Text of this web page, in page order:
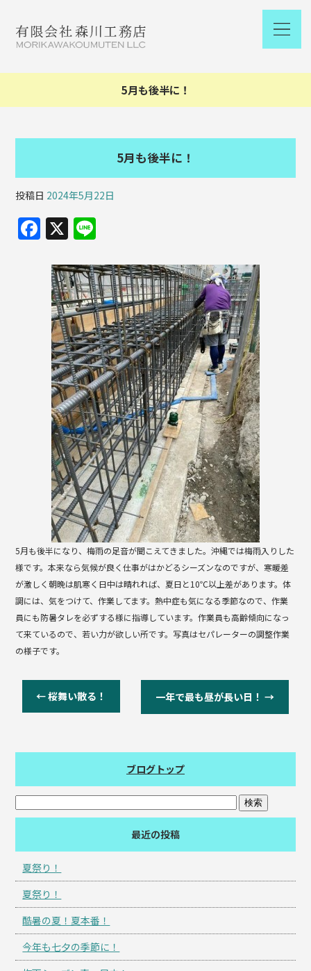
5月も後半に！
5月も後半に！
投稿日 2024年5月22日
F
c
e
b
o
o
k
X
e
5月も後半になり、梅雨の足音が聞こえてきました。沖縄では梅雨入りした
様です。本来なら気候が良く仕事がはかどるシーズンなのですが、寒暖差
が激しく朝晩は肌寒く日中は晴れれば、夏日と10℃以上差があります。体
調には、気をつけて、作業してます。熱中症も気になる季節なので、作業
員にも防暑タレを必ずする様に指導しています。作業員も高齢傾向になっ
て来ているので、若い力が欲しい所です。写真はセパレーターの調整作業
の様子です。
←桜舞い散る！ 一年で最も昼が長い日！ →
ブログトップ
最近の投稿
夏祭り！
夏祭り！
酷暑の夏！夏本番！
今年も七夕の季節に！